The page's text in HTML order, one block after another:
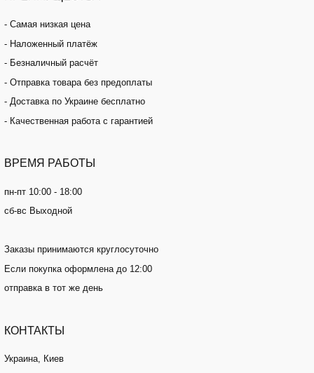
- Самая низкая цена
- Наложенный платёж
- Безналичный расчёт
- Отправка товара без предоплаты
- Доставка по Украине бесплатно
- Качественная работа с гарантией
ВРЕМЯ РАБОТЫ
пн-пт 10:00 - 18:00
сб-вс Выходной
Заказы принимаются круглосуточно
Если покупка оформлена до 12:00
отправка в тот же день
КОНТАКТЫ
Украина, Киев